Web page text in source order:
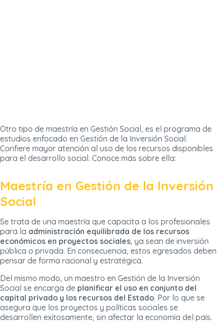
Otro tipo de maestría en Gestión Social, es el programa de
estudios enfocado en Gestión de la Inversión Social.
Confiere mayor atención al uso de los recursos disponibles
para el desarrollo social. Conoce más sobre ella:
Maestría en Gestión de la Inversión
Social
Se trata de una maestría que capacita a los profesionales
para la administración equilibrada de los recursos
económicos en proyectos sociales, ya sean de inversión
pública o privada. En consecuencia, estos egresados deben
pensar de forma racional y estratégica.
Del mismo modo, un maestro en Gestión de la Inversión
Social se encarga de planificar el uso en conjunto del
capital privado y los recursos del Estado. Por lo que se
asegura que los proyectos y políticas sociales se
desarrollen exitosamente, sin afectar la economía del país.